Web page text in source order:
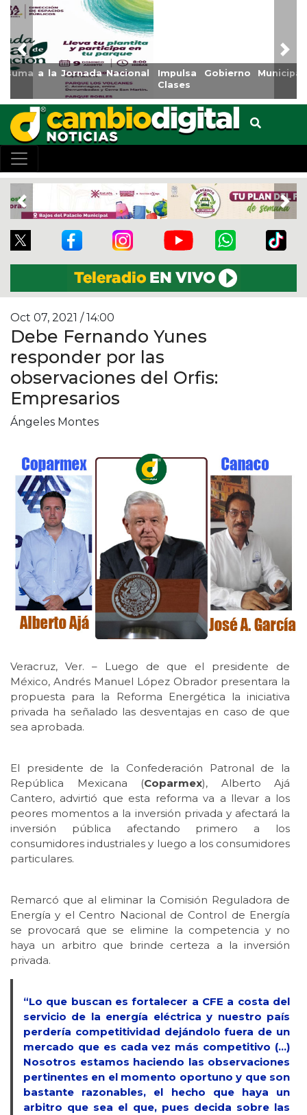
Impulsa Gobierno Municipal Expo Venta Regreso a
Previous
Previous
Oct 07, 2021 / 14:00
Debe Fernando Yunes
responder por las
observaciones del Orfis:
Empresarios
Ángeles Montes
Veracruz, Ver. – Luego de que el presidente de
México, Andrés Manuel López Obrador presentara la
propuesta para la Reforma Energética la iniciativa
privada ha señalado las desventajas en caso de que
sea aprobada.
El presidente de la Confederación Patronal de la
República Mexicana (Coparmex), Alberto Ajá
Cantero, advirtió que esta reforma va a llevar a los
peores momentos a la inversión privada y afectará la
inversión pública afectando primero a los
consumidores industriales y luego a los consumidores
particulares.
Remarcó que al eliminar la Comisión Reguladora de
Energía y el Centro Nacional de Control de Energía
se provocará que se elimine la competencia y no
haya un arbitro que brinde certeza a la inversión
privada.
“Lo que buscan es fortalecer a CFE a costa del
servicio de la energía eléctrica y nuestro país
perdería competitividad dejándolo fuera de un
mercado que es cada vez más competitivo (…)
Nosotros estamos haciendo las observaciones
pertinentes en el momento oportuno y que son
bastante razonables, el hecho que haya un
arbitro que sea el que, pues decida sobre las